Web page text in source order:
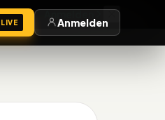
Anmelden
LIVE Anmelden